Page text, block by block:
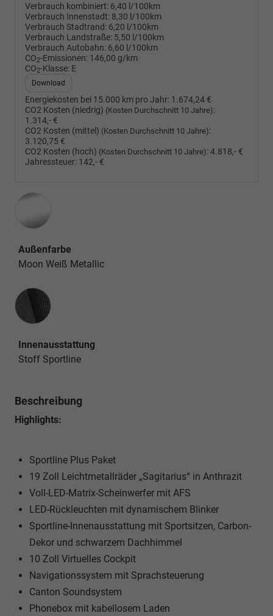
Verbrauch kombiniert: 6,40 l/100km
Verbrauch Innenstadt: 8,30 l/100km
Verbrauch Stadtrand: 6,20 l/100km
Verbrauch Landstraße: 5,50 l/100km
Verbrauch Autobahn: 6,60 l/100km
CO2-Emissionen: 146,00 g/km
CO2-Klasse: E
Download
Energiekosten bei 15.000 km pro Jahr: 1.674,24 €
CO2 Kosten (niedrig) (Kosten Durchschnitt 10 Jahre):
1.314,- €
CO2 Kosten (mittel) (Kosten Durchschnitt 10 Jahre):
3.120,75 €
CO2 Kosten (hoch) (Kosten Durchschnitt 10 Jahre):4.818,- €
Jahressteuer: 142,- €
Außenfarbe
Moon Weiß Metallic
Innenausstattung
Innenausstattung
Stoff Sportline
Beschreibung
Highlights:
Sportline Plus Paket
19 Zoll Leichtmetallräder „Sagitarius“ in Anthrazit
Voll-LED-Matrix-Scheinwerfer mit AFS
LED-Rückleuchten mit dynamischem Blinker
Sportline-Innenausstattung mit Sportsitzen, Carbon-
Dekor und schwarzem Dachhimmel
10 Zoll Virtuelles Cockpit
Navigationssystem mit Sprachsteuerung
Canton Soundsystem
Phonebox mit kabellosem Laden